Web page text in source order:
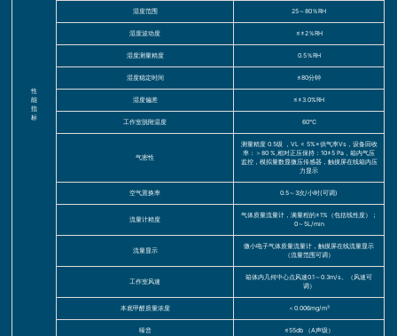
性
能
指
标
湿度范围 25～80％RH
湿度波动度 ≤±2％RH
湿度测量精度 0.5％RH
湿度稳定时间 ≤80分钟
湿度偏差 ≤±3.0%RH
工作室脱附温度 60℃
气密性
测量精度 0.5级 ，VL < 5%×供气率Vs，设备回收
率：＞80 %,相对正压保持：10±5 Pa，箱内气压
监控，模拟量数显微压传感器，触摸屏在线箱内压
力显示
空气置换率 0.5～3次/小时(可调)
流量计精度
气体质量流量计，满量程的±1%（包括线性度）；
0～5L/min
流量显示
微小电子气体质量流量计，触摸屏在线流量显示
（流量范围可调）
工作室风速
箱体内几何中心点风速0.1～0.3m/s。（风速可
调）
本底甲醛质量浓度 ＜0.006mg/m³
噪音 ≤55db （A声级）